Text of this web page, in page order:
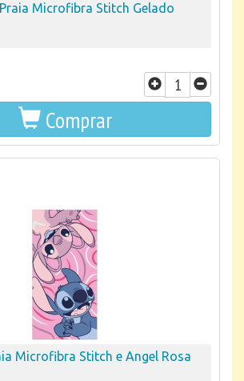
Microfibra Stitch Gelado
Comprar
Microfibra Stitch e Angel Rosa